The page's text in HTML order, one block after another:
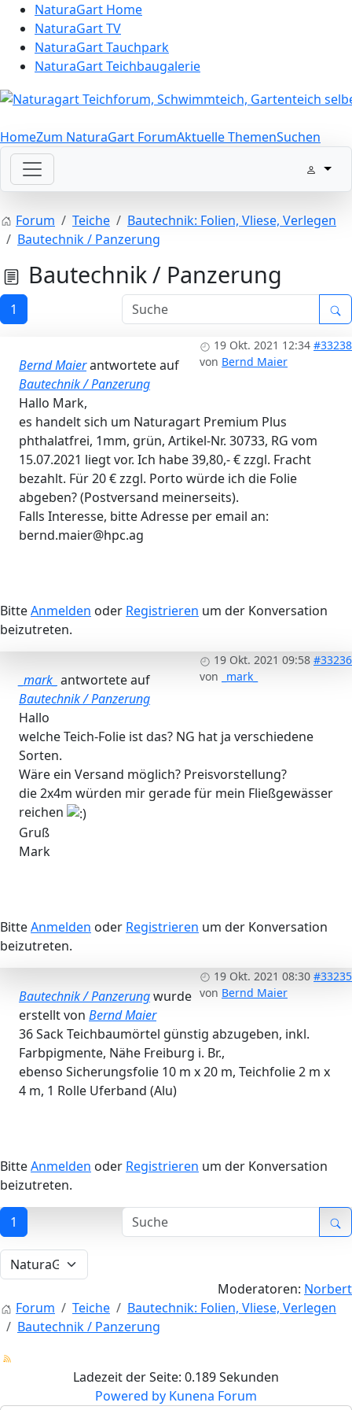
NaturaGart Home
NaturaGart TV
NaturaGart Tauchpark
NaturaGart Teichbaugalerie
HomeZum NaturaGart ForumAktuelle ThemenSuchen
Forum Teiche
Bautechnik: Folien, Vliese, Verlegen
Bautechnik / Panzerung
Bautechnik / Panzerung
1
19 Okt. 2021 12:34 #33238
von Bernd Maier
Bernd Maierantwortete auf
Bautechnik / Panzerung
Hallo Mark,
es handelt sich um Naturagart Premium Plus
phthalatfrei, 1mm, grün, Artikel-Nr. 30733, RG vom
15.07.2021 liegt vor. Ich habe 39,80,- € zzgl. Fracht
bezahlt. Für 20 € zzgl. Porto würde ich die Folie
abgeben? (Postversand meinerseits).
Falls Interesse, bitte Adresse per email an:
bernd.maier@hpc.ag
BitteAnmelden oder Registrieren um der Konversation
beizutreten.
19 Okt. 2021 09:58 #33236
von
_mark_
_mark_ antwortete auf
Bautechnik / Panzerung
Hallo
welche Teich-Folie ist das? NG hat ja verschiedene
Sorten.
Wäre ein Versand möglich? Preisvorstellung?
die 2x4m würden mir gerade für mein Fließgewässer
reichen
Gruß
Mark
BitteAnmelden oder Registrieren um der Konversation
beizutreten.
19 Okt. 2021 08:30 #33235
von Bernd Maier
Bautechnik / Panzerungwurde
erstellt von Bernd Maier
36 Sack Teichbaumörtel günstig abzugeben, inkl.
Farbpigmente, Nähe Freiburg i. Br.,
ebenso Sicherungsfolie 10 m x 20 m, Teichfolie 2 m x
4 m, 1 Rolle Uferband (Alu)
BitteAnmelden oder Registrieren um der Konversation
beizutreten.
1
Moderatoren: Norbert
Forum
Teiche
Bautechnik: Folien, Vliese, Verlegen
Bautechnik / Panzerung
Ladezeit der Seite: 0.189 Sekunden
Powered by Kunena Forum